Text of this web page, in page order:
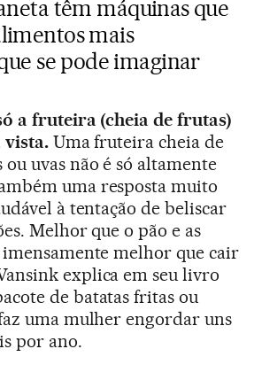
têm máquinas que
mais
se pode imaginar
a fruteira (cheia de frutas)
vista.Uma fruteira cheia de
ou uvas não é só altamente
uma resposta muito
à tentação de beliscar
Melhor que o pão e as
melhor que cair
explica em seu livro
de batatas fritas ou
uma mulher engordar uns
por ano.